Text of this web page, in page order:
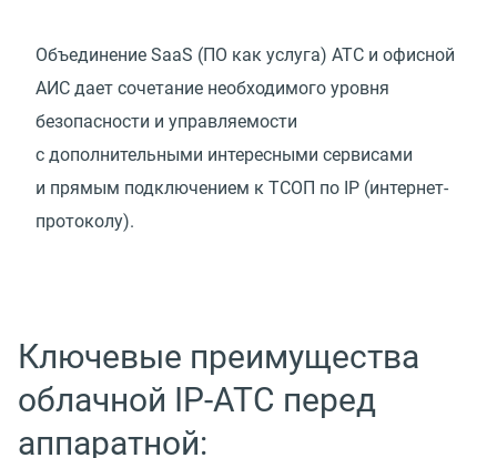
Объединение SaaS (ПО как услуга) АТС и офисной
АИС дает сочетание необходимого уровня
безопасности и управляемости
с дополнительными интересными сервисами
и прямым подключением к ТСОП по IP (интернет-
протоколу).
Ключевые преимущества
облачной IP-АТС перед
аппаратной: